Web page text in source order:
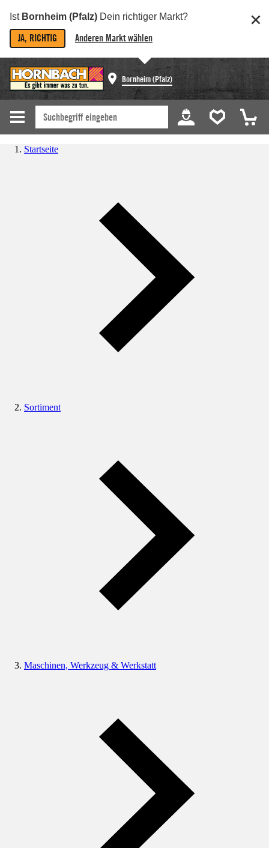
Ist Bornheim (Pfalz) Dein richtiger Markt?
JA, RICHTIG Anderen Markt wählen
Bornheim (Pfalz)
Startseite
Sortiment
Maschinen, Werkzeug & Werkstatt